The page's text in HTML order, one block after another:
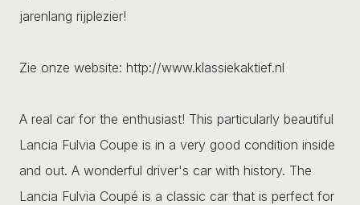
jarenlang rijplezier!
Zie onze website: http://www.klassiekaktief.nl
A real car for the enthusiast! This particularly beautiful
Lancia Fulvia Coupe is in a very good condition inside
and out. A wonderful driver's car with history. The
Lancia Fulvia Coupé is a classic car that is perfect for